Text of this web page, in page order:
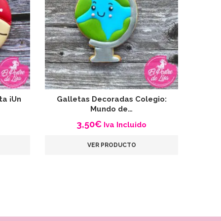
¡Un
Galletas Decoradas Colegio:
Mundo de…
3,50€ Iva Incluido
VER PRODUCTO